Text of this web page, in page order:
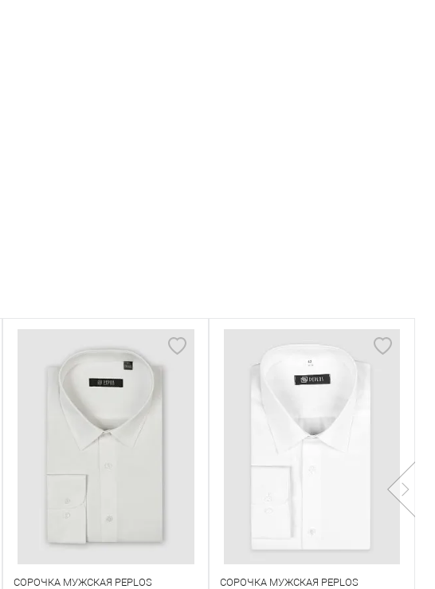
СОРОЧКА МУЖСКАЯ PEPLOS
СОРОЧКА МУЖСКАЯ PEPLOS